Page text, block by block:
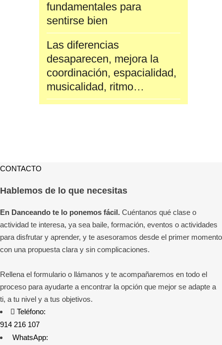
fundamentales para
sentirse bien
Las diferencias
desaparecen, mejora la
coordinación, espacialidad,
musicalidad, ritmo…
CONTACTO
Hablemos de lo que necesitas
En Danceando te lo ponemos fácil. Cuéntanos qué clase o
actividad te interesa, ya sea baile, formación, eventos o actividades
para disfrutar y aprender, y te asesoramos desde el primer momento
con una propuesta clara y sin complicaciones.
Rellena el formulario o llámanos y te acompañaremos en todo el
proceso para ayudarte a encontrar la opción que mejor se adapte a
ti, a tu nivel y a tus objetivos.
Teléfono:
914 216 107
WhatsApp: